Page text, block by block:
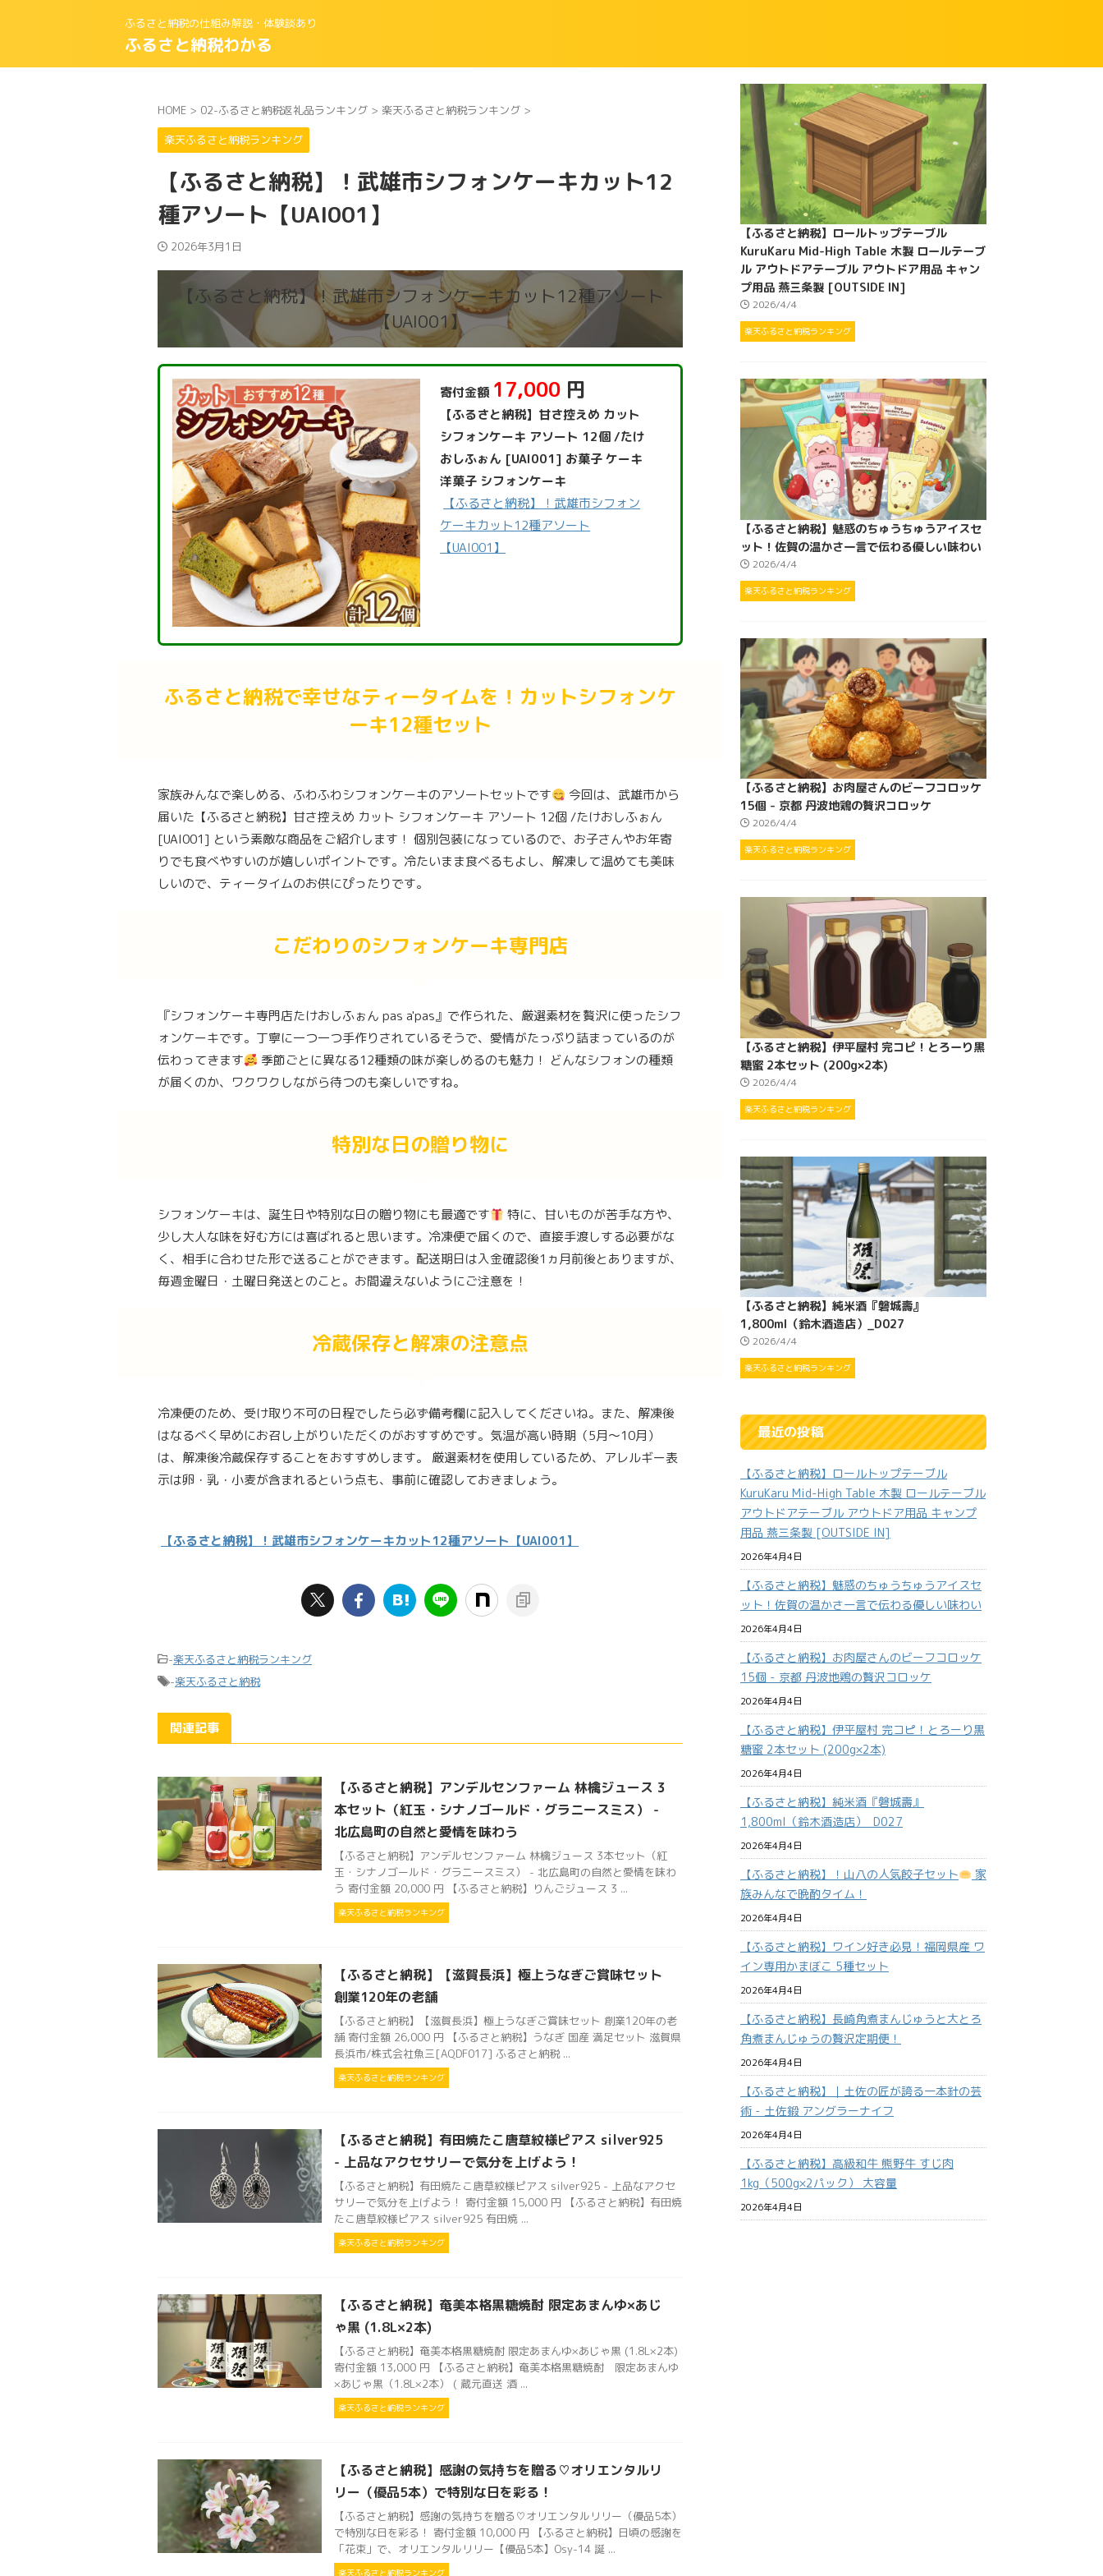
ふるさと納税の仕組み解説・体験談あり
ふるさと納税わかる
HOME > 02-ふるさと納税返礼品ランキング > 楽天ふるさと納税ランキング >
楽天ふるさと納税ランキング
【ふるさと納税】！武雄市シフォンケーキカット12
種アソート【UAI001】
2026年3月1日
【ふるさと納税】！武雄市シフォンケーキカット12種アソート
【UAI001】
寄付金額 17,000 円
【ふるさと納税】甘さ控えめ カット
シフォンケーキ アソート 12個 /たけ
おしふぉん [UAI001] お菓子 ケーキ
洋菓子 シフォンケーキ
【ふるさと納税】！武雄市シフォン
ケーキカット12種アソート
【UAI001】
ふるさと納税で幸せなティータイムを！カットシフォンケ
ーキ12種セット
家族みんなで楽しめる、ふわふわシフォンケーキのアソートセットです
今回は、武雄市から
届いた【ふるさと納税】甘さ控えめ カット シフォンケーキ アソート 12個 /たけおしふぉん
[UAI001] という素敵な商品をご紹介します！ 個別包装になっているので、お子さんやお年寄
りでも食べやすいのが嬉しいポイントです。冷たいまま食べるもよし、解凍して温めても美味
しいので、ティータイムのお供にぴったりです。
こだわりのシフォンケーキ専門店
『シフォンケーキ専門店たけおしふぉん pas a'pas』で作られた、厳選素材を贅沢に使ったシフ
ォンケーキです。丁寧に一つ一つ手作りされているそうで、愛情がたっぷり詰まっているのが
伝わってきます
季節ごとに異なる12種類の味が楽しめるのも魅力！ どんなシフォンの種類
が届くのか、ワクワクしながら待つのも楽しいですね。
特別な日の贈り物に
シフォンケーキは、誕生日や特別な日の贈り物にも最適です
特に、甘いものが苦手な方や、
少し大人な味を好む方には喜ばれると思います。冷凍便で届くので、直接手渡しする必要がな
く、相手に合わせた形で送ることができます。配送期日は入金確認後1ヵ月前後とありますが、
毎週金曜日・土曜日発送とのこと。お間違えないようにご注意を！
冷蔵保存と解凍の注意点
冷凍便のため、受け取り不可の日程でしたら必ず備考欄に記入してくださいね。また、解凍後
はなるべく早めにお召し上がりいただくのがおすすめです。気温が高い時期（5月～10月）
は、解凍後冷蔵保存することをおすすめします。 厳選素材を使用しているため、アレルギー表
示は卵・乳・小麦が含まれるという点も、事前に確認しておきましょう。
【ふるさと納税】！武雄市シフォンケーキカット12種アソート【UAI001】
-楽天ふるさと納税ランキング
-楽天ふるさと納税
関連記事
【ふるさと納税】アンデルセンファーム 林檎ジュース 3
本セット（紅玉・シナノゴールド・グラニースミス） -
北広島町の自然と愛情を味わう
【ふるさと納税】アンデルセンファーム 林檎ジュース 3本セット（紅
玉・シナノゴールド・グラニースミス） - 北広島町の自然と愛情を味わ
う 寄付金額 20,000 円 【ふるさと納税】りんごジュース 3 ...
楽天ふるさと納税ランキング
【ふるさと納税】【滋賀長浜】極上うなぎご賞味セット
創業120年の老舗
【ふるさと納税】【滋賀長浜】極上うなぎご賞味セット 創業120年の老
舗 寄付金額 26,000 円 【ふるさと納税】うなぎ 国産 満足セット 滋賀県
長浜市/株式会社魚三[AQDF017] ふるさと納税 ...
楽天ふるさと納税ランキング
【ふるさと納税】有田焼たこ唐草紋様ピアス silver925
- 上品なアクセサリーで気分を上げよう！
【ふるさと納税】有田焼たこ唐草紋様ピアス silver925 - 上品なアクセ
サリーで気分を上げよう！ 寄付金額 15,000 円 【ふるさと納税】有田焼
たこ唐草紋様ピアス silver925 有田焼 ...
楽天ふるさと納税ランキング
【ふるさと納税】奄美本格黒糖焼酎 限定あまんゆ×あじ
ゃ黒 (1.8L×2本)
【ふるさと納税】奄美本格黒糖焼酎 限定あまんゆ×あじゃ黒 (1.8L×2本)
寄付金額 13,000 円 【ふるさと納税】奄美本格黒糖焼酎 限定あまんゆ
×あじゃ黒（1.8L×2本） ( 蔵元直送 酒 ...
楽天ふるさと納税ランキング
【ふるさと納税】感謝の気持ちを贈る♡オリエンタルリ
リー（優品5本）で特別な日を彩る！
【ふるさと納税】感謝の気持ちを贈る♡オリエンタルリリー（優品5本）
で特別な日を彩る！ 寄付金額 10,000 円 【ふるさと納税】日頃の感謝を
「花束」で、オリエンタルリリー【優品5本】Osy-14 誕 ...
楽天ふるさと納税ランキング
【ふるさと納税】ロールトップテーブル
KuruKaru Mid-High Table 木製 ロールテーブ
ル アウトドアテーブル アウトドア用品 キャン
プ用品 燕三条製 [OUTSIDE IN]
2026/4/4
楽天ふるさと納税ランキング
【ふるさと納税】魅惑のちゅうちゅうアイスセ
ット！佐賀の温かさ一言で伝わる優しい味わい
2026/4/4
楽天ふるさと納税ランキング
【ふるさと納税】お肉屋さんのビーフコロッケ
15個 - 京都 丹波地鶏の贅沢コロッケ
2026/4/4
楽天ふるさと納税ランキング
【ふるさと納税】伊平屋村 完コピ！とろーり黒
糖蜜 2本セット (200g×2本)
2026/4/4
楽天ふるさと納税ランキング
【ふるさと納税】純米酒『磐城壽』
1,800ml（鈴木酒造店）_D027
2026/4/4
楽天ふるさと納税ランキング
最近の投稿
【ふるさと納税】ロールトップテーブル
KuruKaru Mid-High Table 木製 ロールテーブル
アウトドアテーブル アウトドア用品 キャンプ
用品 燕三条製 [OUTSIDE IN]
2026年4月4日
【ふるさと納税】魅惑のちゅうちゅうアイスセ
ット！佐賀の温かさ一言で伝わる優しい味わい
2026年4月4日
【ふるさと納税】お肉屋さんのビーフコロッケ
15個 - 京都 丹波地鶏の贅沢コロッケ
2026年4月4日
【ふるさと納税】伊平屋村 完コピ！とろーり黒
糖蜜 2本セット (200g×2本)
2026年4月4日
【ふるさと納税】純米酒『磐城壽』
1,800ml（鈴木酒造店）_D027
2026年4月4日
【ふるさと納税】！山八の人気餃子セット
家
族みんなで晩酌タイム！
2026年4月4日
【ふるさと納税】ワイン好き必見！福岡県産 ワ
イン専用かまぼこ 5種セット
2026年4月4日
【ふるさと納税】長崎角煮まんじゅうと大とろ
角煮まんじゅうの贅沢定期便！
2026年4月4日
【ふるさと納税】｜土佐の匠が誇る一本針の芸
術 - 土佐鍛 アングラーナイフ
2026年4月4日
【ふるさと納税】高級和牛 熊野牛 すじ肉
1kg（500g×2パック） 大容量
2026年4月4日